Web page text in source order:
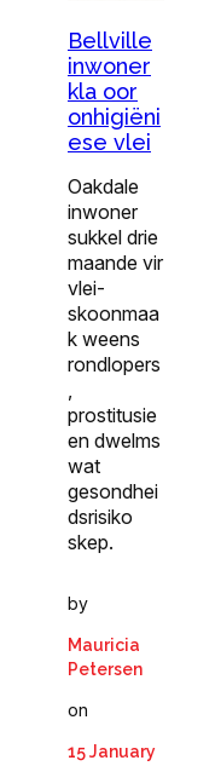
Bellville
inwoner
kla oor
onhigiëni
ese vlei
Oakdale
inwoner
sukkel drie
maande vir
vlei-
skoonmaa
k weens
rondlopers
prostitusie
en dwelms
wat
gesondhei
dsrisiko
skep.
by
Mauricia
Petersen
on
15 January